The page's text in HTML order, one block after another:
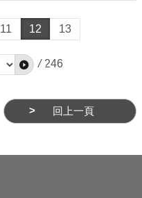
11 12 13
/ 246
回上一頁